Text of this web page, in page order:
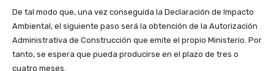
De tal modo que, una vez conseguida la Declaración de Impacto
Ambiental, el siguiente paso será la obtención de la Autorización
Administrativa de Construcción que emite el propio Ministerio. Por
tanto, se espera que pueda producirse en el plazo de tres o
cuatro meses.